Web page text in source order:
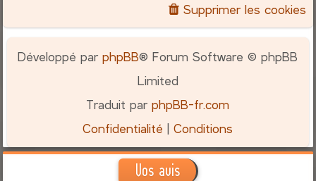
Supprimer les cookies
Développé parphpBB® Forum Software © phpBB
Limited
Traduit parphpBB-fr.com
Confidentialité |Conditions
Vos avis